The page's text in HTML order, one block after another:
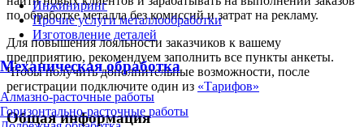
Инжиниринг
Прочие услуги металлообработки
Изготовление деталей
Механическая обработка
Алмазно-расточные работы
Горизонтально-расточные работы
по обработке металла без комиссий и затрат на рекламу.
Для повышения лояльности заказчиков к вашему
предприятию, рекомендуем заполнить все пункты анкеты.
Чтобы получить дополнительные возможности, после
регистрации подключите один из «Тарифов»
Общая информация